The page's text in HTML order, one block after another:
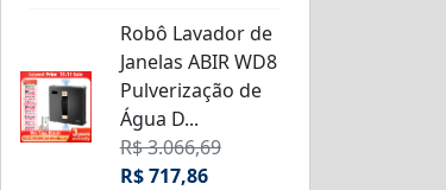
Robô Lavador de
Janelas ABIR WD8
Pulverização de
Água D...
R$ 3.066,69
R$ 717,86